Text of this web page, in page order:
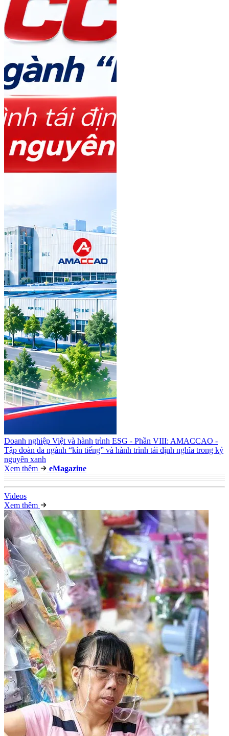
Doanh nghiệp Việt và hành trình ESG - Phần VIII: AMACCAO -
Tập đoàn đa ngành “kín tiếng” và hành trình tái định nghĩa trong kỷ
nguyên xanh
Xem thêm
eMagazine
Videos
Xem thêm